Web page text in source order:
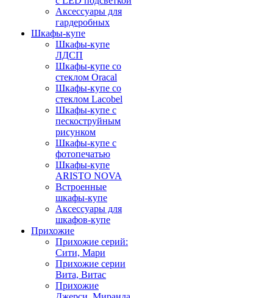
Аксессуары для
гардеробных
Шкафы-купе
Шкафы-купе
ЛДСП
Шкафы-купе со
стеклом Oracal
Шкафы-купе со
стеклом Lacobel
Шкафы-купе с
пескоструйным
рисунком
Шкафы-купе с
фотопечатью
Шкафы-купе
ARISTO NOVA
Встроенные
шкафы-купе
Аксессуары для
шкафов-купе
Прихожие
Прихожие серий:
Сити, Мари
Прихожие серии
Вита, Витас
Прихожие